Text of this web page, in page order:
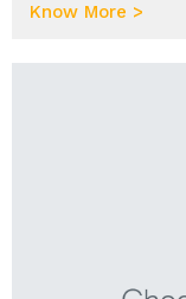
Know More >